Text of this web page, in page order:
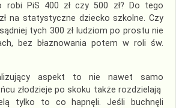
robi PiS 400 zł czy 500 zł? Do tego
na statystyczne dziecko szkolne. Czy
tych 300 zł ludziom po prostu nie
bez błaznowania potem w roli św.
aspekt to nie nawet samo
złodzieje po skoku także rozdzielają
tylko to co hapnęli. Jeśli buchnęli